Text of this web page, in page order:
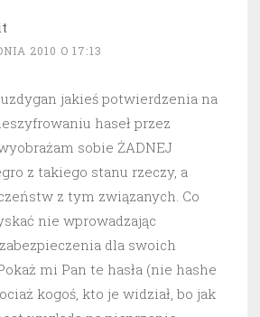
2010 O 17:13
jakieś potwierdzenia na
haseł przez
sobie ŻADNEJ
z takiego stanu rzeczy, a
z tym związanych. Co
nie wprowadzając
dla swoich
mi Pan te hasła (nie hashe
kogoś, kto je widział, bo jak